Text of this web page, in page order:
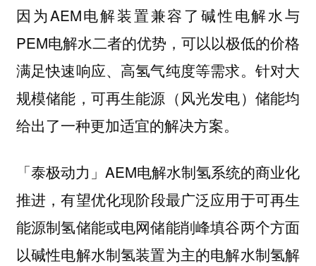
因为AEM电解装置兼容了碱性电解水与
PEM电解水二者的优势，可以以极低的价格
满足快速响应、高氢气纯度等需求。 针对大
规模储能，可再生能源（风光发电）储能均
给出了一种更加适宜的解决方案。
「泰极动力」AEM电解水制氢系统的商业化
推进，有望优化现阶段最广泛应用于可再生
能源制氢储能或电网储能削峰填谷两个方面
以碱性电解水制氢装置为主的电解水制氢解